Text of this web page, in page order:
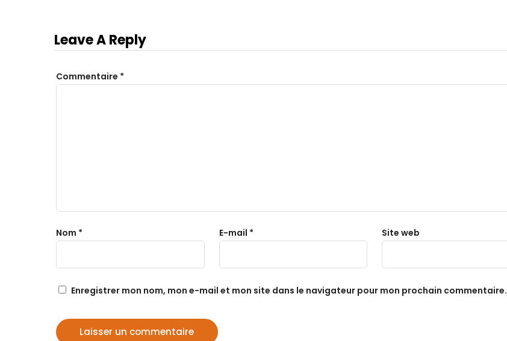
Leave A Reply
Commentaire *
Nom * E-mail * Site web
Enregistrer mon nom, mon e-mail et mon site dans le navigateur pour mon prochain commentaire.
About